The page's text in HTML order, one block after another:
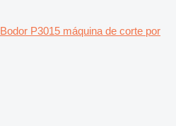
Bodor P3015 máquina de corte por